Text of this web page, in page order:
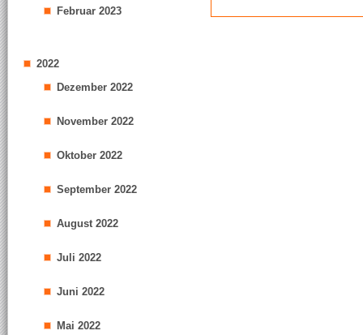
Februar 2023
2022
Dezember 2022
November 2022
Oktober 2022
September 2022
August 2022
Juli 2022
Juni 2022
Mai 2022